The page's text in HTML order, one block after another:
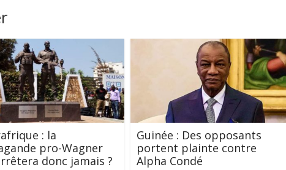
: la
pro-Wagner
donc jamais ?
Guinée : Des opposants
portent plainte contre
Alpha Condé